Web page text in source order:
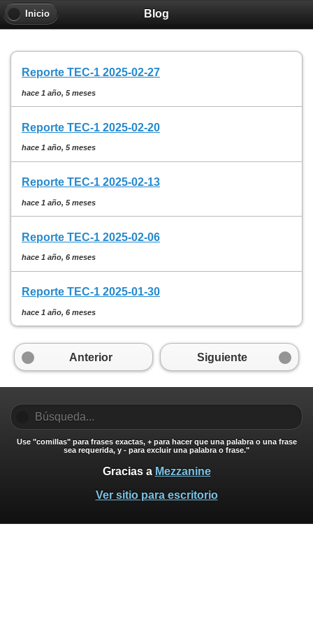
Blog
Inicio
Reporte TEC-1 2025-02-27
hace 1 año, 5 meses
Reporte TEC-1 2025-02-20
hace 1 año, 5 meses
Reporte TEC-1 2025-02-13
hace 1 año, 5 meses
Reporte TEC-1 2025-02-06
hace 1 año, 6 meses
Reporte TEC-1 2025-01-30
hace 1 año, 6 meses
Anterior Siguiente
Use "comillas" para frases exactas, + para hacer que una palabra o una frase
sea requerida, y - para excluir una palabra o frase."
Gracias a Mezzanine
Ver sitio para escritorio